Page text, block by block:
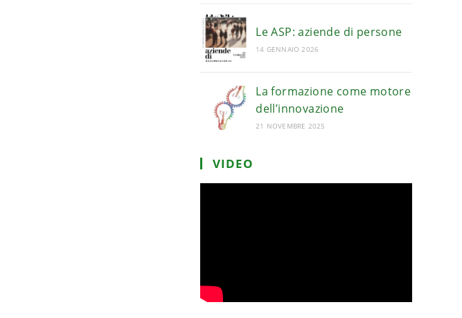
Le ASP: aziende di persone
14 GENNAIO 2026
La formazione come motore
dell’innovazione
21 NOVEMBRE 2025
VIDEO